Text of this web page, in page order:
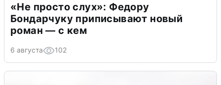
«Не просто слух»: Федору
Бондарчуку приписывают новый
роман — с кем
6 августа 102